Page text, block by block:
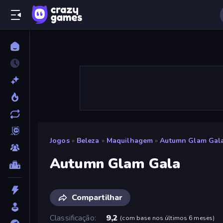
Jogos » Beleza » Maquilhagem » Autumn Glam
Autumn Glam Gala
Compartilhar
Classificação
9,2 (com base nos últimos 6 meses)